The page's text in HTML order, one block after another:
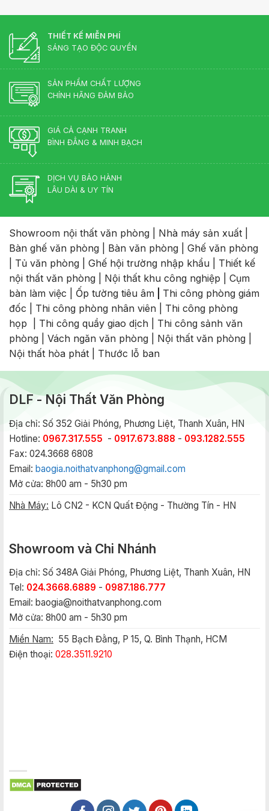
THIẾT KẾ MIỄN PHÍ
SÁNG TẠO ĐỘC QUYỀN
SẢN PHẨM CHẤT LƯỢNG
CHÍNH HÃNG ĐẢM BẢO
GIÁ CẢ CẠNH TRANH
BÌNH ĐẲNG & MINH BẠCH
DỊCH VỤ BẢO HÀNH
LÂU DÀI & UY TÍN
Showroom nội thất văn phòng Nhà máy sản xuất
Bàn ghế văn phòng
Bàn văn phòng
Ghế văn phòng
Tủ văn phòng Ghế hội trường nhập khẩu
Thiết kế
nội thất văn phòng
Nội thất khu công nghiệp
Cụm
bàn làm việc
Ốp tường tiêu âm
Thi công phòng giám
đốc
Thi công phòng nhân viên
Thi công phòng
họp
Thi công quầy giao dịch
Thi công sảnh văn
phòng
Vách ngăn văn phòng Nội thất văn phòng
Nội thất hòa phát
Thước lỗ ban
DLF - Nội Thất Văn Phòng
Địa chỉ: Số 352 Giải Phóng, Phương Liệt, Thanh Xuân, HN
Hotline: 0967.317.555 - 0917.673.888 - 093.1282.555
Fax: 024.3668 6808
Email: baogia.noithatvanphong@gmail.com
Mở cửa: 8h00 am - 5h30 pm
Nhà Máy: Lô CN2 - KCN Quất Động - Thường Tín - HN
Showroom và Chi Nhánh
Địa chỉ: Số 348A Giải Phóng, Phương Liệt, Thanh Xuân, HN
Tel: 024.3668.6889 - 0987.186.777
Email: baogia@noithatvanphong.com
Mở cửa: 8h00 am - 5h30 pm
Miền Nam: 55 Bạch Đằng, P 15, Q. Bình Thạnh, HCM
Điện thoại: 028.3511.9210